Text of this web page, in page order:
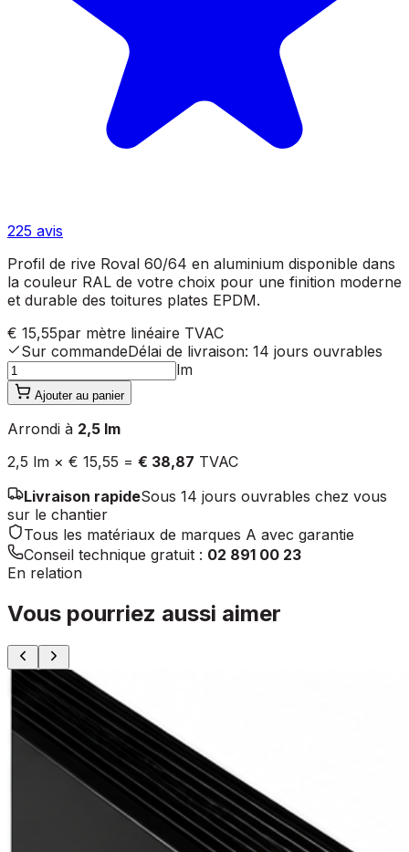
225 avis
Profil de rive Roval 60/64 en aluminium disponible dans
la couleur RAL de votre choix pour une finition moderne
et durable des toitures plates EPDM.
€ 15,55par mètre linéaire TVAC
Sur commandeDélai de livraison: 14 jours ouvrables
lm
Ajouter au panier
Arrondi à 2,5 lm
2,5 lm × € 15,55 = € 38,87 TVAC
Livraison rapideSous 14 jours ouvrables chez vous
sur le chantier
Tous les matériaux de marques A avec garantie
Conseil technique gratuit : 02 891 00 23
En relation
Vous pourriez aussi aimer